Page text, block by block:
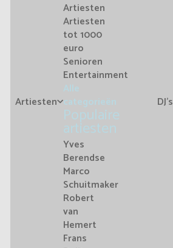
Artiesten
Artiesten
Artiesten
tot 1000
euro
Senioren
Entertainment
Alle
categorieën
Populaire
artiesten
Yves
Berendse
Marco
Schuitmaker
Robert
van
Hemert
Frans
DJ's